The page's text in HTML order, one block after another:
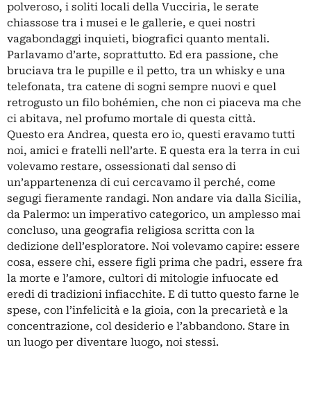
polveroso, i soliti locali della Vucciria, le serate
chiassose tra i musei e le gallerie, e quei nostri
vagabondaggi inquieti, biografici quanto mentali.
Parlavamo d’arte, soprattutto. Ed era passione, che
bruciava tra le pupille e il petto, tra un whisky e una
telefonata, tra catene di sogni sempre nuovi e quel
retrogusto un filo bohémien, che non ci piaceva ma che
ci abitava, nel profumo mortale di questa città.
Questo era Andrea, questa ero io, questi eravamo tutti
noi, amici e fratelli nell’arte. E questa era la terra in cui
volevamo restare, ossessionati dal senso di
un’appartenenza di cui cercavamo il perché, come
segugi fieramente randagi. Non andare via dalla Sicilia,
da Palermo: un imperativo categorico, un amplesso mai
concluso, una geografia religiosa scritta con la
dedizione dell’esploratore. Noi volevamo capire: essere
cosa, essere chi, essere figli prima che padri, essere fra
la morte e l’amore, cultori di mitologie infuocate ed
eredi di tradizioni infiacchite. E di tutto questo farne le
spese, con l’infelicità e la gioia, con la precarietà e la
concentrazione, col desiderio e l’abbandono. Stare in
un luogo per diventare luogo, noi stessi.